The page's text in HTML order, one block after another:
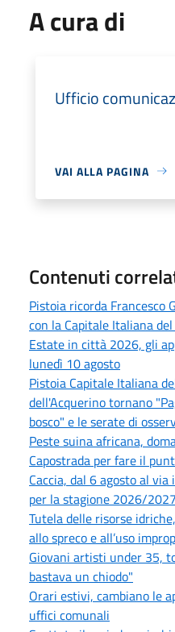
A cura di
Ufficio
VAI ALLA PAGINA
Contenuti
Pistoia ricorda Francesco
con la Capitale Italiana
Estate in città 2026, gli
lunedì 10 agosto
Pistoia Capitale Italiana
dell'Acquerino tornano
bosco" e le serate di
Peste suina africana,
Capostrada per fare il
Caccia, dal 6 agosto al
per la stagione 2026/2027
Tutela delle risorse
allo spreco e all’uso
Giovani artisti under 35,
bastava un chiodo"
Orari estivi, cambiano le
uffici comunali